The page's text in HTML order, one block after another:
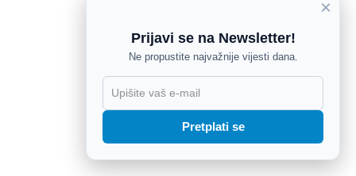
×
Prijavi se na Newsletter!
Ne propustite najvažnije vijesti dana.
Pretplati se